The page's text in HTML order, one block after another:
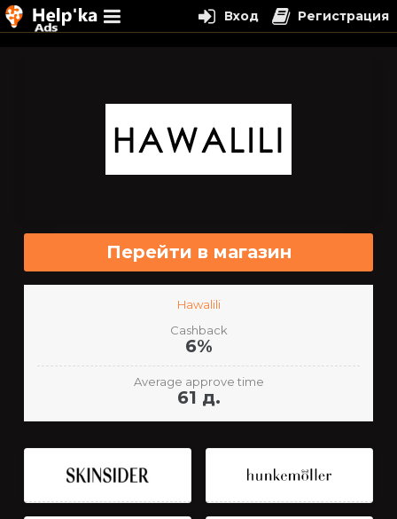
Перейти в магазин
Hawalili
Cashback
6%
Average approve time
61 д.
Вход Регистрация